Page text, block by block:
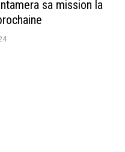
sa mission la